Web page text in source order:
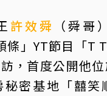
許效舜
（舜哥
條」YT節目「T
，首度公開他
密基地「囍笑